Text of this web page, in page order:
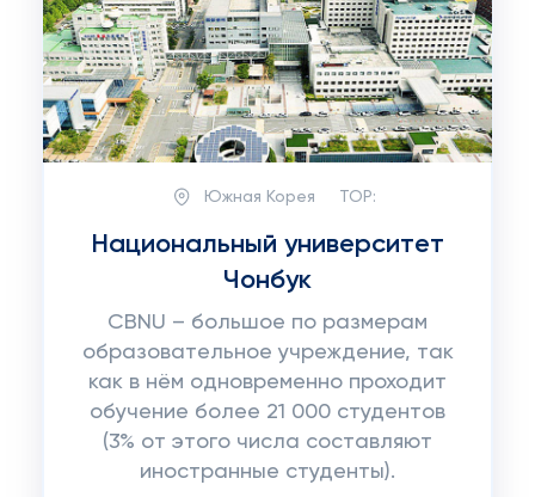
Южная Корея TOP:
Национальный университет
Чонбук
CBNU – большое по размерам
образовательное учреждение, так
как в нём одновременно проходит
обучение более 21 000 студентов
(3% от этого числа составляют
иностранные студенты).